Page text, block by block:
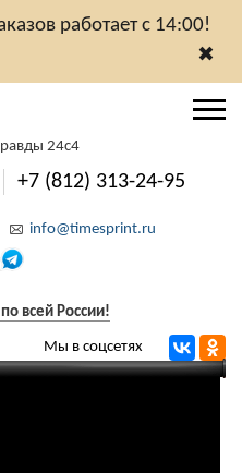
работает с 14:00!
✖
24с4
+7 (812) 313-24-95
info@timesprint.ru
всей России!
Мы в соцсетях